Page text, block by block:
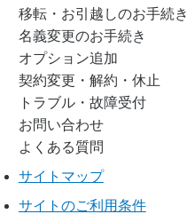
移転・お引越しのお手続き
名義変更のお手続き
オプション追加
契約変更・解約・休止
トラブル・故障受付
お問い合わせ
よくある質問
サイトマップ
サイトのご利用条件